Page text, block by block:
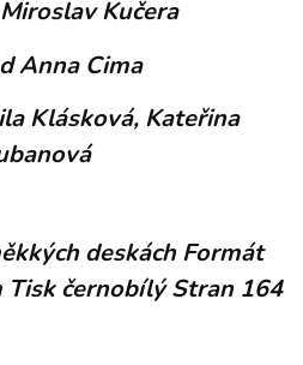
Kučera
Anna Cima
Klásková, Kateřina
deskách Formát
Tisk černobílý Stran 164